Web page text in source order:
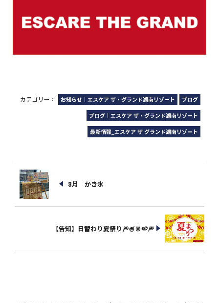
カテゴリー： お知らせ｜エスケア ザ・グランド湖南リゾート ブログ
ブログ｜エスケア ザ・グランド湖南リゾート
最新情報_エスケア ザ グランド湖南リゾート
8月 かき氷
【告知】日替わり夏祭り🎆🍧🎇🍉🎆